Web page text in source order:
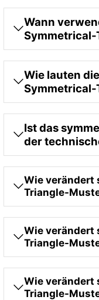
Wann
Wie lauten
Ist das
der
Wie verändert
Triangle-
Wie verändert
Triangle-
Wie verändert
Triangle-